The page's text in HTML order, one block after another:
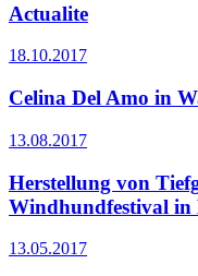
Actualite
18.10.2017
Celina Del Amo in
13.08.2017
Herstellung von
Windhundfestival in
13.05.2017